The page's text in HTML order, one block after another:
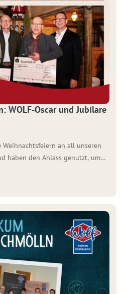
WOLF-Oscar und Jubilare
an all unseren
haben den Anlass genutzt, um
für ihre Treue und die
Daher haben wir zum Ende
geehrt, die unser
[…]